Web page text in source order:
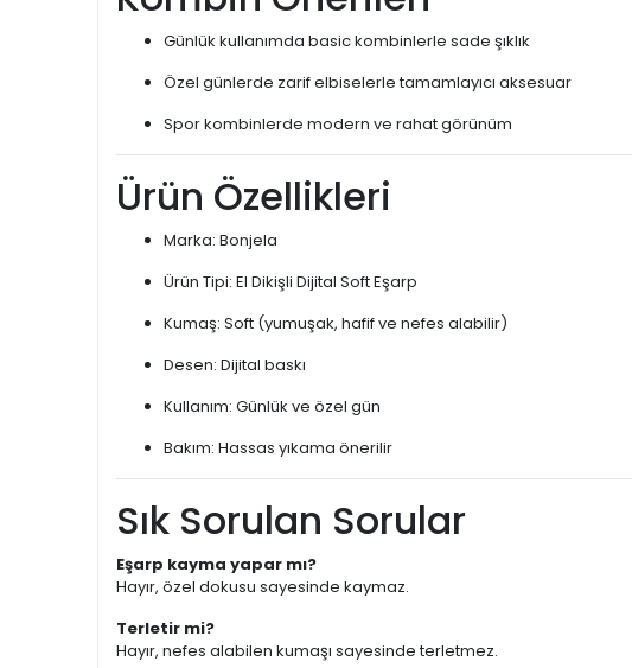
Günlük kullanımda basic kombinlerle sade şıklık
Özel günlerde zarif elbiselerle tamamlayıcı aksesuar
Spor kombinlerde modern ve rahat görünüm
Ürün Özellikleri
Marka: Bonjela
Ürün Tipi: El Dikişli Dijital Soft Eşarp
Kumaş: Soft (yumuşak, hafif ve nefes alabilir)
Desen: Dijital baskı
Kullanım: Günlük ve özel gün
Bakım: Hassas yıkama önerilir
Sık Sorulan Sorular
Eşarp kayma yapar mı?
Hayır, özel dokusu sayesinde kaymaz.
Terletir mi?
Hayır, nefes alabilen kumaşı sayesinde terletmez.